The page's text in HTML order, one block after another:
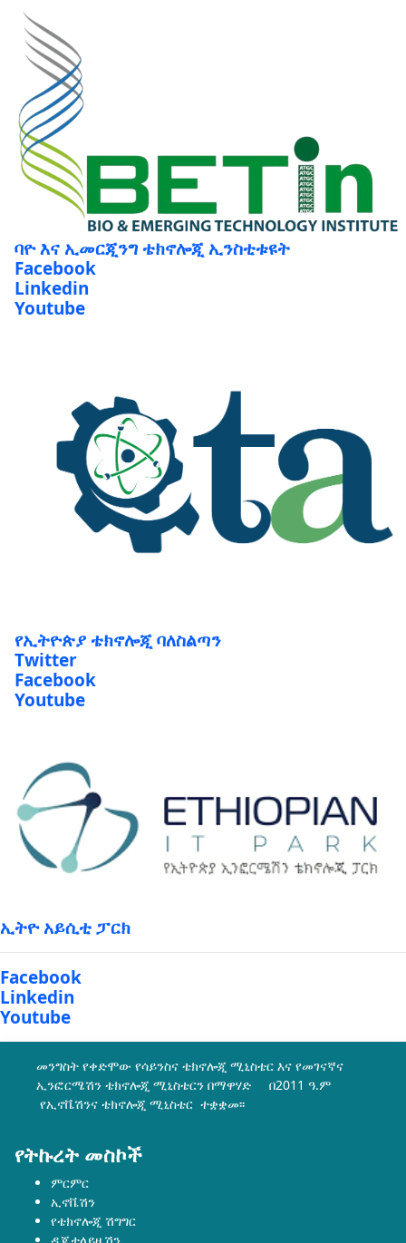
ባዮ እና ኢመርጂንግ ቴክኖሎጂ ኢንስቲቱዩት
Facebook
Linkedin
Youtube
የኢትዮጵያ ቴክኖሎጂ ባለስልጣን
Twitter
Facebook
Youtube
ኢትዮ አይሲቲ ፓርክ
Facebook
Linkedin
Youtube
መንግስት የቀድሞው የሳይንስና ቴክኖሎጂ ሚኒስቴር እና የመገናኛና
ኢንፎርሜሽን ቴክኖሎጂ ሚኒስቴርን በማዋሃድ በ2011 ዓ.ም
የኢኖቬሽንና ቴክኖሎጂ ሚኒስቴር ተቋቋመ፡፡
የትኩረት መስኮች
ምርምር
ኢኖቬሽን
የቴክኖሎጂ ሽግግር